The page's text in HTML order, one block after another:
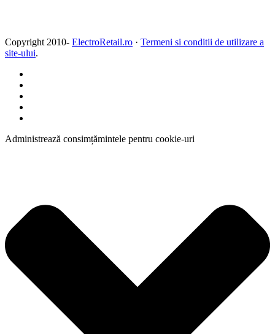
Copyright 2010- ElectroRetail.ro · Termeni si conditii de utilizare a
site-ului.
Administrează consimțămintele pentru cookie-uri